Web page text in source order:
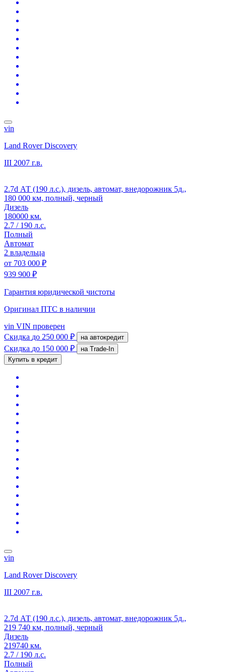
vin
Land Rover Discovery
III 2007 г.в.
2.7d АТ (190 л.с.), дизель, автомат, внедорожник 5д.,
180 000 км, полный, черный
Дизель
180000 км.
2.7 / 190 л.с.
Полный
Автомат
2 владельца
от 703 000 ₽
939 900 ₽
Гарантия юридической чистоты
Оригинал ПТС в наличии
vin VIN проверен
Скидка до 250 000 ₽ на автокредит
Скидка до 150 000 ₽
на Trade-In
Купить в кредит
vin
Land Rover Discovery
III 2007 г.в.
2.7d АТ (190 л.с.), дизель, автомат, внедорожник 5д.,
219 740 км, полный, черный
Дизель
219740 км.
2.7 / 190 л.с.
Полный